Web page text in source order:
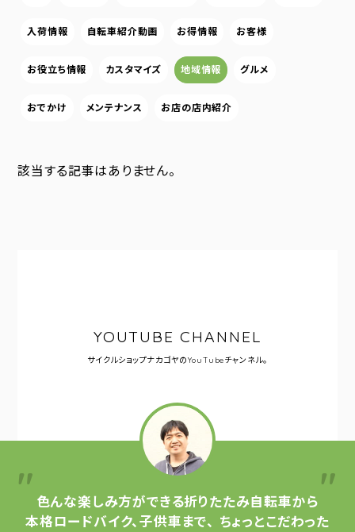
入荷情報 自転車紹介動画 お得情報 お客様
お役立ち情報 カスタマイズ 地域情報 グルメ
おでかけ メンテナンス お店の店内紹介
該当する記事はありません。
YOUTUBE CHANNEL
サイクルショップナカゴヤのYouTubeチャンネル。
色んな楽しみ方ができる折りたたみ自転車から
本格ロードバイク、子供車まで、 ちょっとこだわった